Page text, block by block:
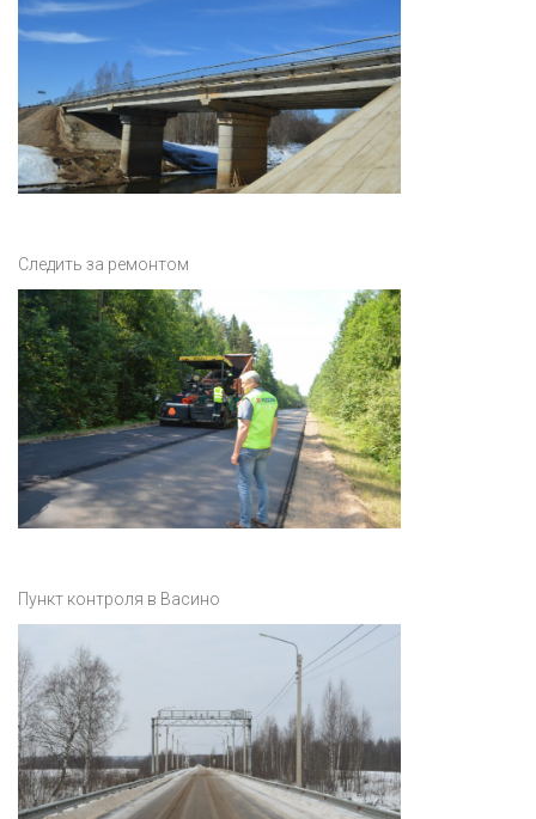
Следить за ремонтом
Пункт контроля в Васино